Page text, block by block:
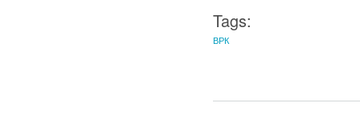
Tags:
ВРК